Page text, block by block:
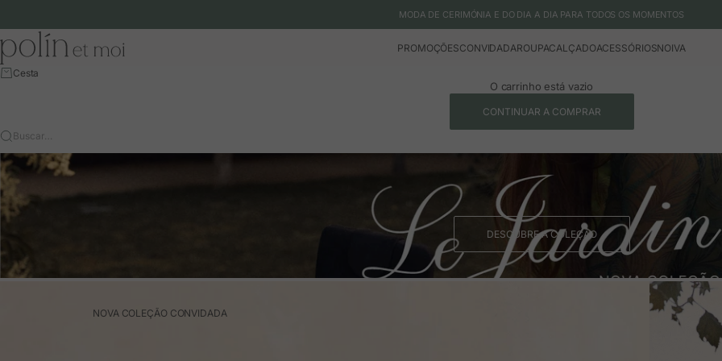
MODA DE CERIMÓNIA E DO DIA A DIA PARA TODOS OS MOMENTOS
Polín et moi - EU
PROMOÇÕESCONVIDADAROUPACALÇADOACESSÓRIOSNOIVA
Cesta
O carrinho está vazio
CONTINUAR A COMPRAR
Buscar…
DESCUBRE A COLEÇÃO
NOVA COLEÇÃO CONVIDADA